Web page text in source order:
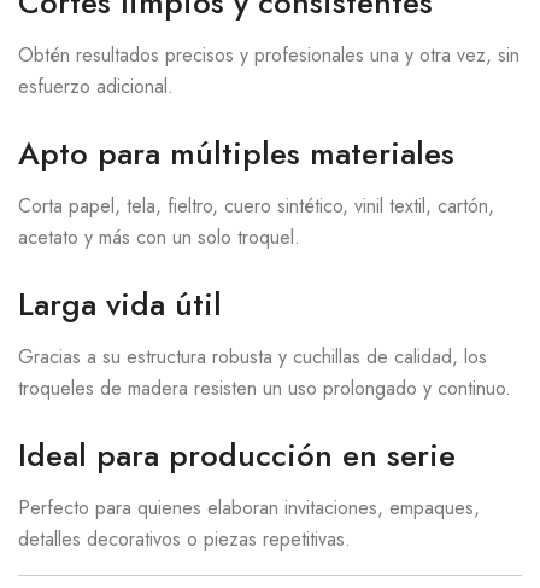
Obtén resultados precisos y profesionales una y otra vez, sin
esfuerzo adicional.
Apto para múltiples materiales
Corta papel, tela, fieltro, cuero sintético, vinil textil, cartón,
acetato y más con un solo troquel.
Larga vida útil
Gracias a su estructura robusta y cuchillas de calidad, los
troqueles de madera resisten un uso prolongado y continuo.
Ideal para producción en serie
Perfecto para quienes elaboran invitaciones, empaques,
detalles decorativos o piezas repetitivas.